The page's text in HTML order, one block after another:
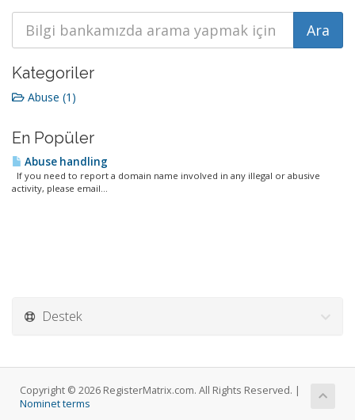
Kategoriler
Abuse (1)
En Popüler
Abuse handling
If you need to report a domain name involved in any illegal or abusive
activity, please email...
Destek
Copyright © 2026 RegisterMatrix.com. All Rights Reserved. |
Nominet terms